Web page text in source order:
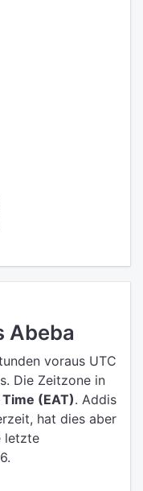
Abeba
voraus UTC
Die Zeitzone in
(EAT). Addis
hat dies aber
letzte